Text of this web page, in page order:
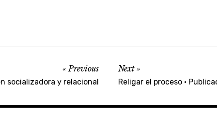
Previous
socializadora y relacional
Next
Religar el proceso ·